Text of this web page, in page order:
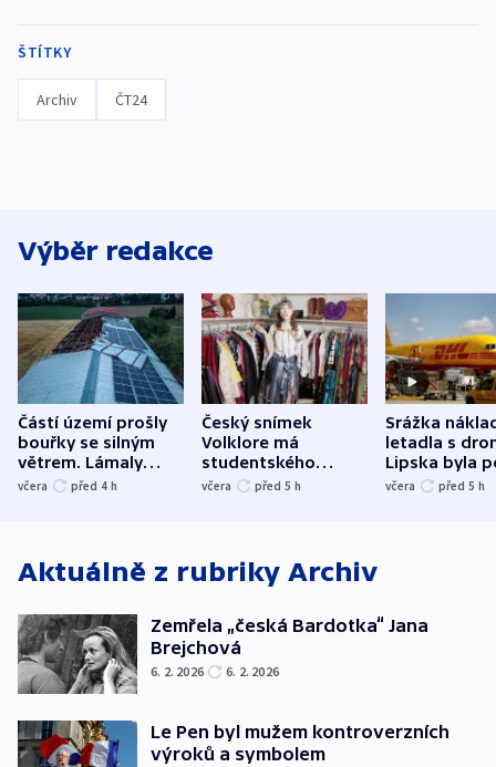
ŠTÍTKY
Archiv ČT24
Výběr redakce
Částí území prošly
bouřky se silným
větrem. Lámaly
stromy a poničily
včera před 4 h
Český snímek
Volklore má
studentského
Oscara, zabojuje o
včera před 5 h
Srážka
letadla s
Lipska byla
německého
včera před 5 h
Aktuálně z rubriky Archiv
Zemřela „česká Bardotka“ Jana
Brejchová
6. 2. 2026 6. 2. 2026
Le Pen byl mužem kontroverzních
výroků a symbolem